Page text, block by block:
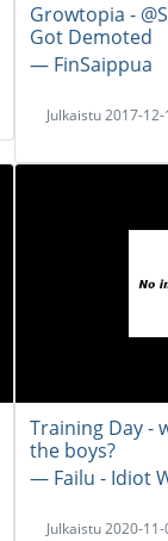
Growtopia -
Got Demoted
― FinSaippua
Julkaistu 2017-
Training Day -
the boys?
― Failu - Idiot
Julkaistu 2020-